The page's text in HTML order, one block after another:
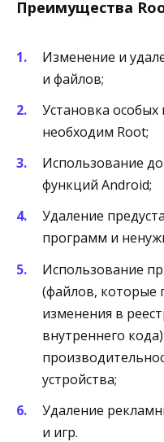
Преимущества
Изменение и
и файлов;
Установка
необходим Root;
Использование
функций Android;
Удаление
программ и
Использование
(файлов, которые
изменения в
внутреннего
устройства;
Удаление
и игр.